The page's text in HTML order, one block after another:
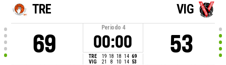
TRE
69
Periodo 4
00:00
TRE 19 18 18 14 69
VIG
21 8 10 14 53
VIG
53